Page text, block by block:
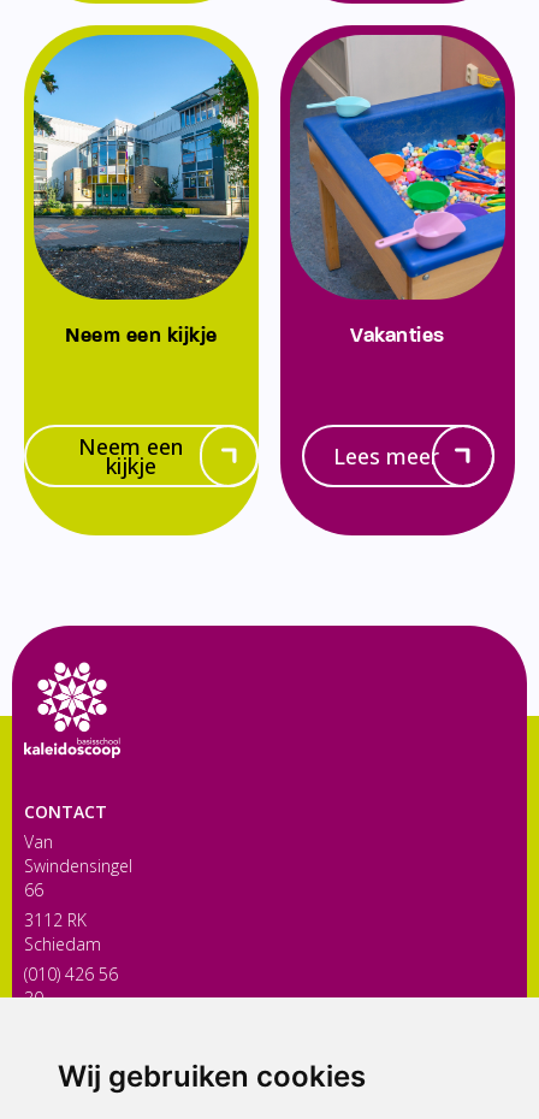
Wij gebruiken cookies
Neem een kijkje
Neem een
kijkje
Vakanties
Lees meer
CONTACT
Van
Swindensingel
66
3112 RK
Schiedam
(010) 426 56
30
ONDERDEEL VAN